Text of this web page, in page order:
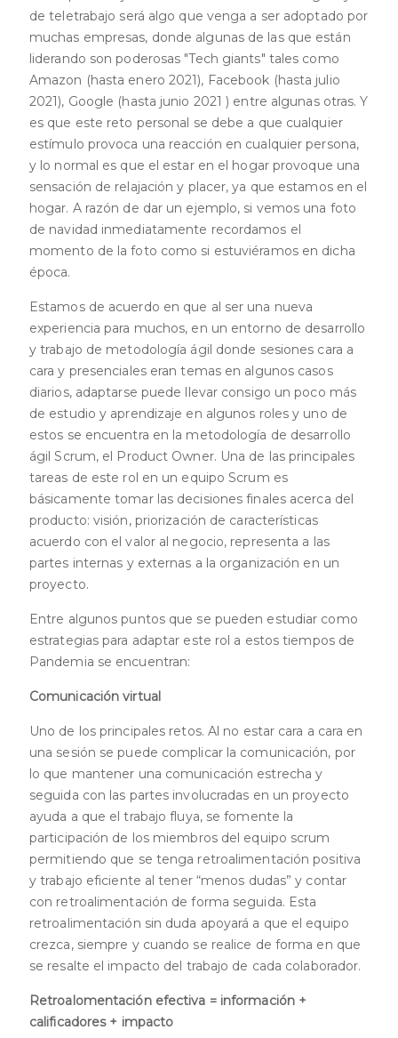
de teletrabajo será algo que venga a ser adoptado por
muchas empresas, donde algunas de las que están
liderando son poderosas "Tech giants" tales como
Amazon (hasta enero 2021), Facebook (hasta julio
2021), Google (hasta junio 2021 ) entre algunas otras. Y
es que este reto personal se debe a que cualquier
estímulo provoca una reacción en cualquier persona,
y lo normal es que el estar en el hogar provoque una
sensación de relajación y placer, ya que estamos en el
hogar. A razón de dar un ejemplo, si vemos una foto
de navidad inmediatamente recordamos el
momento de la foto como si estuviéramos en dicha
época.
Estamos de acuerdo en que al ser una nueva
experiencia para muchos, en un entorno de desarrollo
y trabajo de metodología ágil donde sesiones cara a
cara y presenciales eran temas en algunos casos
diarios, adaptarse puede llevar consigo un poco más
de estudio y aprendizaje en algunos roles y uno de
estos se encuentra en la metodología de desarrollo
ágil Scrum, el Product Owner. Una de las principales
tareas de este rol en un equipo Scrum es
básicamente tomar las decisiones finales acerca del
producto: visión, priorización de características
acuerdo con el valor al negocio, representa a las
partes internas y externas a la organización en un
proyecto.
Entre algunos puntos que se pueden estudiar como
estrategias para adaptar este rol a estos tiempos de
Pandemia se encuentran:
Comunicación virtual
Uno de los principales retos. Al no estar cara a cara en
una sesión se puede complicar la comunicación, por
lo que mantener una comunicación estrecha y
seguida con las partes involucradas en un proyecto
ayuda a que el trabajo fluya, se fomente la
participación de los miembros del equipo scrum
permitiendo que se tenga retroalimentación positiva
y trabajo eficiente al tener “menos dudas” y contar
con retroalimentación de forma seguida. Esta
retroalimentación sin duda apoyará a que el equipo
crezca, siempre y cuando se realice de forma en que
se resalte el impacto del trabajo de cada colaborador.
Retroalomentación efectiva = información +
calificadores + impacto